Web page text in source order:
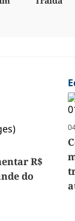
R$
do